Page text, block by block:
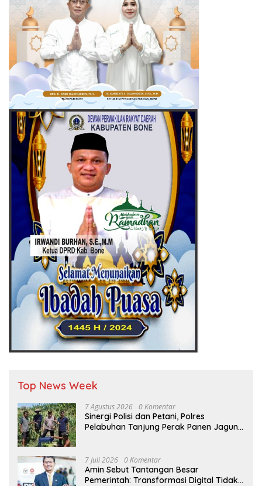
Top News Week
7 Agustus 2026 0 Komentar
Sinergi Polisi dan Petani, Polres
Pelabuhan Tanjung Perak Panen Jagung
7 Juli 2026 0 Komentar
Amin Sebut Tantangan Besar
Pemerintah: Transformasi Digital Tidak